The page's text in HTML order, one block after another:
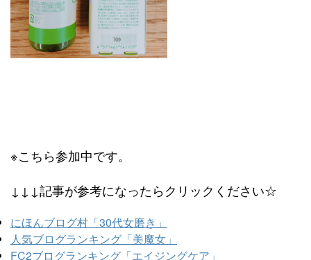
※こちら参加中です。
↓↓↓記事が参考になったらクリックください☆
にほんブログ村「30代女磨き」
人気ブログランキング「美魔女」
FC2ブログランキング「エイジングケア」